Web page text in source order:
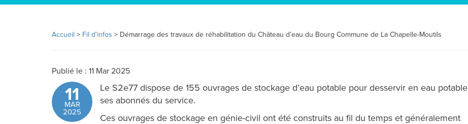
Accueil > Fil d'infos > Démarrage des travaux de réhabilitation du Château d’eau du Bourg Commune de La Chapelle-Moutils
Publié le : 11 Mar 2025
11
MAR
2025
Le S2e77 dispose de 155 ouvrages de stockage d’eau potable pour desservir en eau potable
ses abonnés du service.
Ces ouvrages de stockage en génie-civil ont été construits au fil du temps et généralement